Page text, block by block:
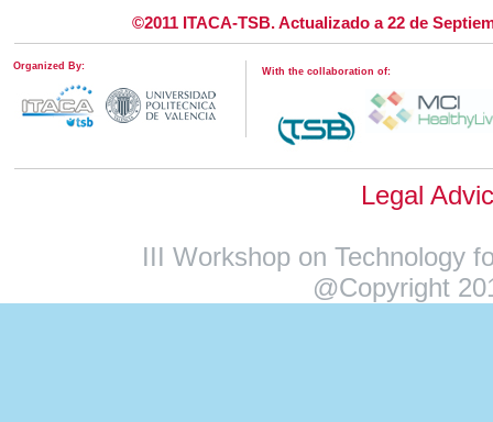
©2011 ITACA-TSB. Actualizado a 22 de
Organized By: With the collaboration of:
Legal
III Workshop on Technology
@Copyright